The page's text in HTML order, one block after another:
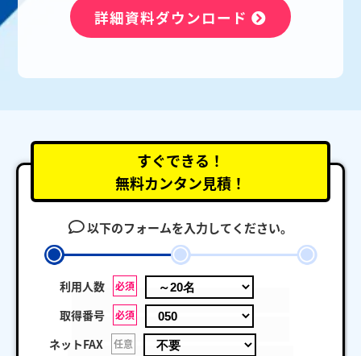
詳細資料ダウンロード
すぐできる！
無料カンタン見積！
以下のフォームを入力してください。
利用人数 必須
取得番号 必須
ネットFAX 任意